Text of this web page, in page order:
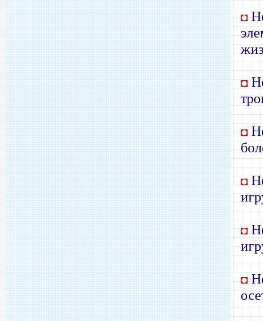
◘
◘
◘
◘
◘
◘